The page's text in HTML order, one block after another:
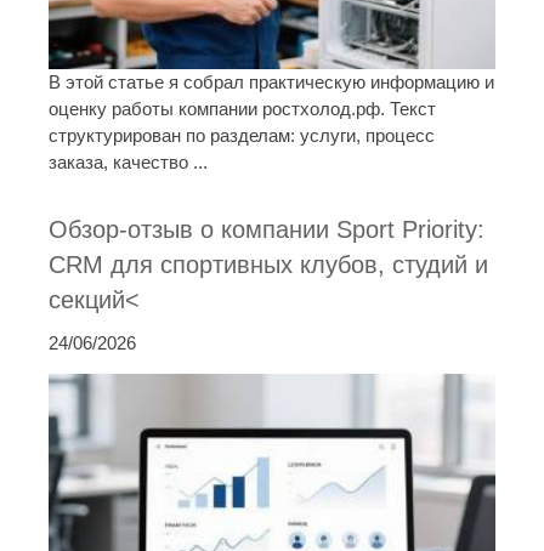
В этой статье я собрал практическую информацию и
оценку работы компании ростхолод.рф. Текст
структурирован по разделам: услуги, процесс
заказа, качество ...
Обзор-отзыв о компании Sport Priority:
CRM для спортивных клубов, студий и
секций<
24/06/2026